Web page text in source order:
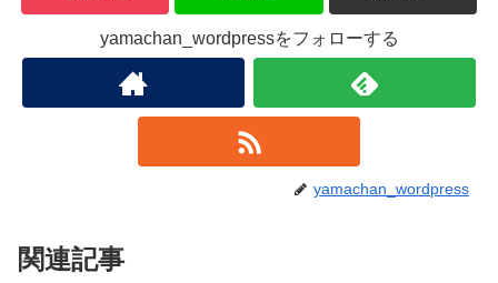
yamachan_wordpressをフォローする
yamachan_wordpress
関連記事